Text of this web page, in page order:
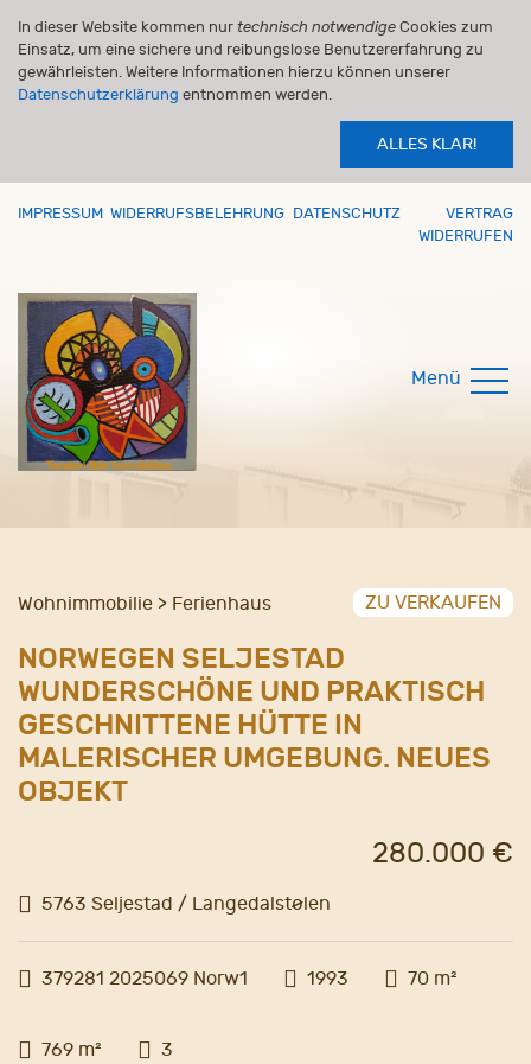
In dieser Website kommen nur technisch notwendige Cookies zum
Einsatz, um eine sichere und reibungslose Benutzererfahrung zu
gewährleisten. Weitere Informationen hierzu können unserer
Datenschutzerklärung entnommen werden.
ALLES KLAR!
IMPRESSUM WIDERRUFSBELEHRUNG DATENSCHUTZ
VERTRAG
WIDERRUFEN
Menü
Wohnimmobilie > Ferienhaus ZU VERKAUFEN
NORWEGEN SELJESTAD
WUNDERSCHÖNE UND PRAKTISCH
GESCHNITTENE HÜTTE IN
MALERISCHER UMGEBUNG. NEUES
OBJEKT
5763 Seljestad / Langedalstølen
280.000 €
379281 2025069 Norw1 1993 70 m²
769 m² 3